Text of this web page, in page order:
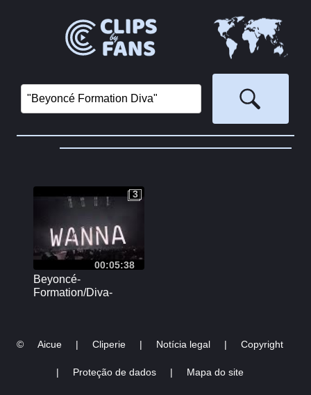
00:05:38
3
3
Beyoncé-
Formation/Diva-
© Aicue | Cliperie | Notícia legal | Copyright
| Proteção de dados | Mapa do site